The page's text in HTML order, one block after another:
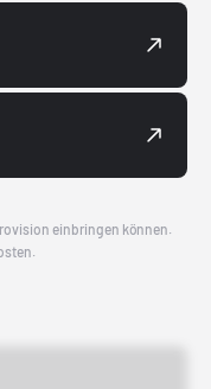
einbringen können.